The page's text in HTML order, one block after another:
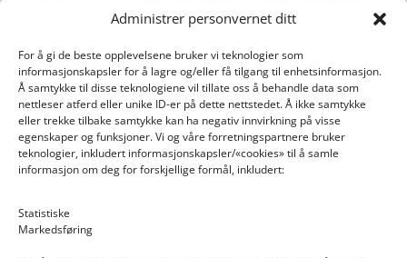
Administrer personvernet ditt
For å gi de beste opplevelsene bruker vi teknologier som
informasjonskapsler for å lagre og/eller få tilgang til enhetsinformasjon.
Å samtykke til disse teknologiene vil tillate oss å behandle data som
nettleser atferd eller unike ID-er på dette nettstedet. Å ikke samtykke
eller trekke tilbake samtykke kan ha negativ innvirkning på visse
egenskaper og funksjoner. Vi og våre forretningspartnere bruker
teknologier, inkludert informasjonskapsler/«cookies» til å samle
informasjon om deg for forskjellige formål, inkludert:
Statistiske
Markedsføring